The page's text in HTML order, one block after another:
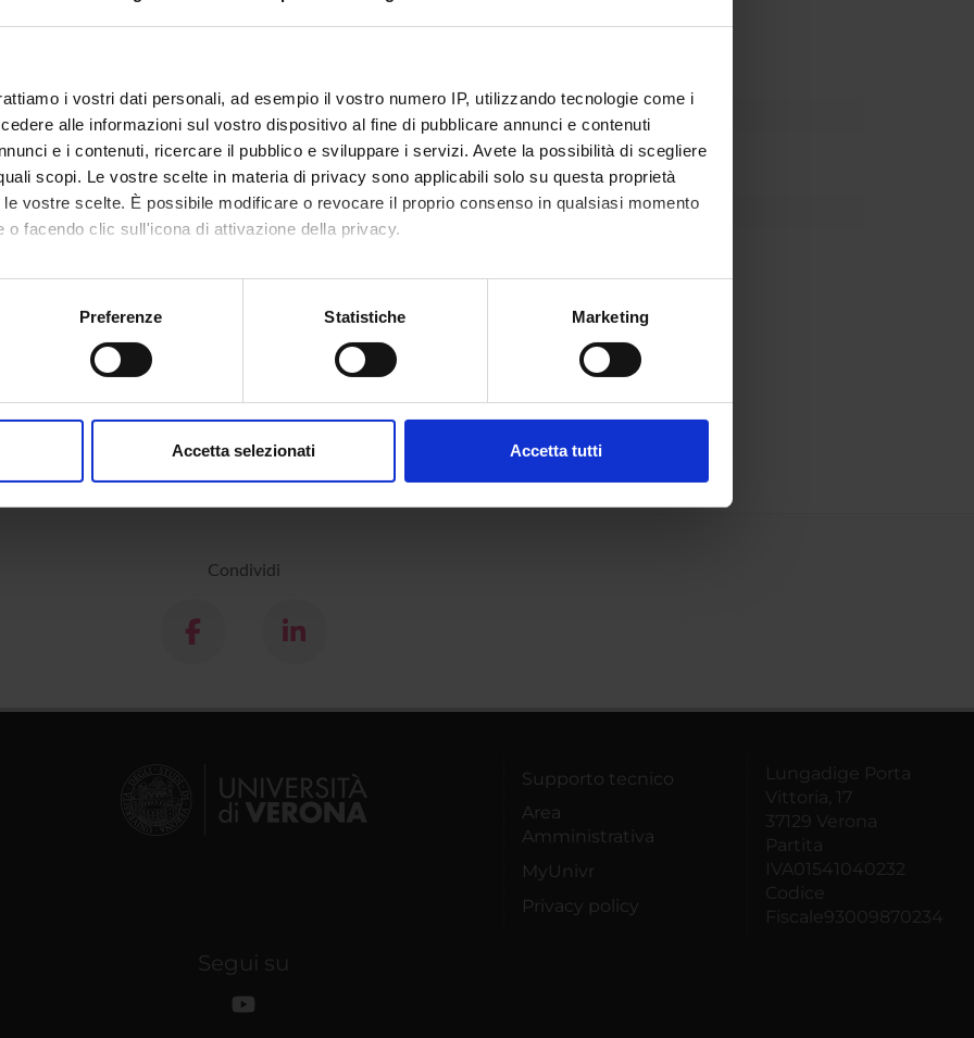
i vostri dati personali, ad esempio il vostro numero IP, utilizzando tecnologie come i
alle informazioni sul vostro dispositivo al fine di pubblicare annunci e contenuti
e i contenuti, ricercare il pubblico e sviluppare i servizi. Avete la possibilità di scegliere
scopi. Le vostre scelte in materia di privacy sono applicabili solo su questa proprietà
vostre scelte. È possibile modificare o revocare il proprio consenso in qualsiasi momento
o facendo clic sull'icona di attivazione della privacy.
anche:
sulla tua posizione geografica, con un'approssimazione di qualche metro,
in qualsiasi momento dalla Dichiarazione sui cookie.
Preferenze Statistiche Marketing
Accetta selezionati Accetta tutti
al metodo principale dell'antropologa culturale: la ricerca etnografica sul campo;
acquisizioni dell'antropologia riguardo alla visione del mondo, al rituale e alla religione;
antropologica sulla parentela, la famiglia e il matrimonio.
DI RIFERIMENTO
bibliografia dell'insegnamento
D'ESAME
della attenzione e partecipazione in classe;
Condividi
Supporto tecnico
Area
Amministrativa
MyUnivr
Privacy policy
Lungadige Porta
Vittoria, 17
37129 Verona
Partita
IVA01541040232
Codice
Fiscale93009870234
Segui su